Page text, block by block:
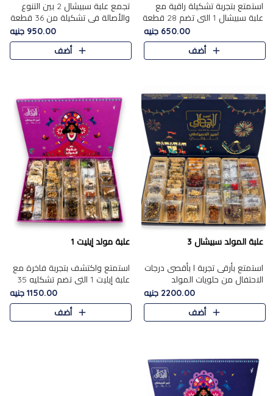
استمتع بتجربة تشكيلة راقية مع
علبة سبيشال 1 التي تضم 28 قطعة
من تشكيلة مختارة بعناية من أفخر
حلويات المولد المصرية الأصلية
الشرقية. تحتوي ال..
650.00 جنيه
أضف
تجمع علبة سبيشال 2 بين التنوع
والأصالة في تشكيلة من 36 قطعة
تضم أشهر حلويات المولد الشرقية.
تحتوي العلبة على الجزرية بالفول،
والجزرية بالبن..
950.00 جنيه
أضف
علبة المولد سبيشال 3
استمتع بأرقى تجربة ا بأقصى درجات
الاحتفال من حلويات المولد
المصريه الأصيلة مع هذه الفخامة
مع علبة سبيشال 3 التي تضم 56
قطعة من تشكيلة استثن..
2200.00 جنيه
أضف
علبة مولد إيليت 1
استمتع واكتشف بتجربة فاخرة مع
علبة إيليت 1 التي تضم تشكليه 35
قطعة من أرقى حلويات المولد
المصري الأصيلة ,معروضة بشكل
جميل في علبة أنيقة ، في..
1150.00 جنيه
أضف